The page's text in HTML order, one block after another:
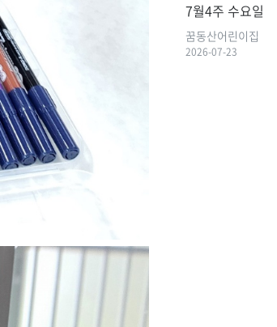
7월4주 수요일
꿈동산어린이집
2026-07-23